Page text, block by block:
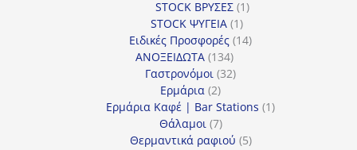
STOCK ΒΡΥΣΕΣ 11
STOCK ΨΥΓΕΙΑ 11
προϊόν
Ειδικές Προσφορές 1414
ΑΝΟΞΕΙΔΩΤΑ 134134
προϊόντα
Γαστρονόμοι 3232
Ερμάρια 22
προϊόντα
Ερμάρια Καφέ | Bar Stations 11
Θάλαμοι 77
προϊόντα
Θερμαντικά ραφιού 55